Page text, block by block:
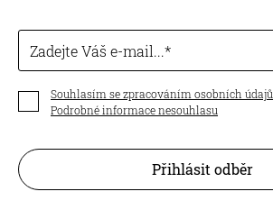
Zadejte Váš e-mail...
Souhlasím se zpracováním osobních údajů
Podrobné informace nesouhlasu
Přihlásit odběr